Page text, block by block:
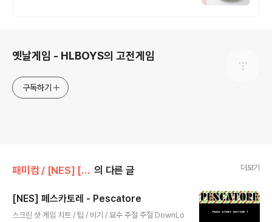
옛날게임 - HLBOYS의 고전게임
구독하기
패미컴 / [NES] [FC]/퍼즐 의 다른 글 더보기
[NES] 페스카토레 - Pescatore
스크린 샷 게임 치트 / 팁 / 비기 / 묘수 주절 주절 DownLo